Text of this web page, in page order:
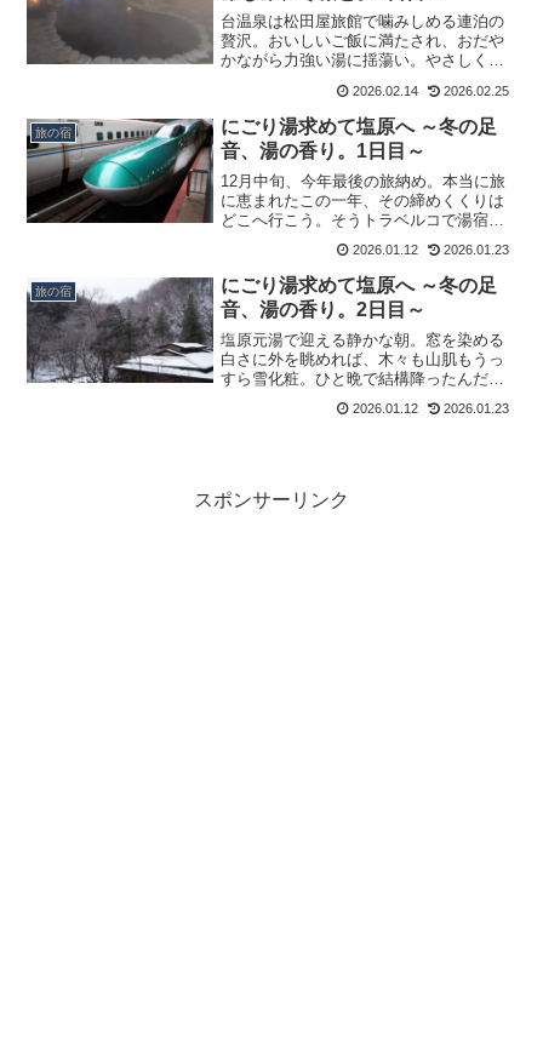
台温泉は松田屋旅館で噛みしめる連泊の
贅沢。おいしいご飯に満たされ、おだや
かながら力強い湯に揺蕩い。やさしくも
られるのでした。 2026.02.14 2026.02.25
旅の宿
にごり湯求めて塩原へ ～冬の足
音、湯の香り。1日目～
12月中旬、今年最後の旅納め。本当に旅
に恵まれたこの一年、その締めくくりは
どこへ行こう。そうトラベルコで湯宿を
寄ったことのある宿を発見。お湯がよか
った記憶があるので、今年の〆は塩原元
湯に決定。さすがは日曜...
2026.01.12 2026.01.23
旅の宿
にごり湯求めて塩原へ ～冬の足
音、湯の香り。2日目～
塩原元湯で迎える静かな朝。窓を染める
白さに外を眺めれば、木々も山肌もうっ
すら雪化粧。ひと晩で結構降ったんだ
もいない高尾の湯へと向かいます。凛と
2026.01.12 2026.01.23
スポンサーリンク